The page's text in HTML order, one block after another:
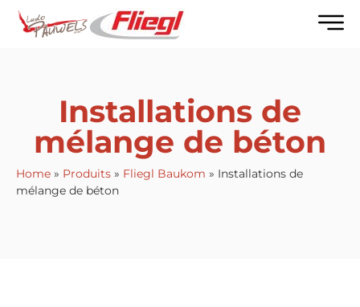
Installations de
mélange de béton
Home » Produits » Fliegl Baukom » Installations de
mélange de béton